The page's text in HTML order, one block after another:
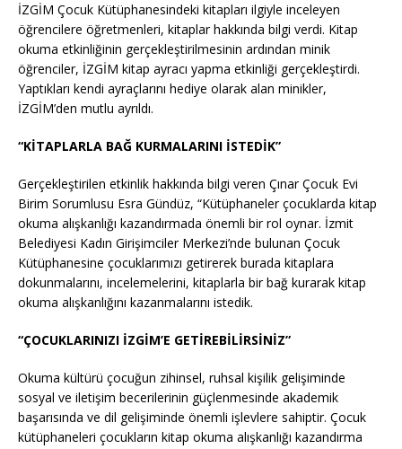
İZGİM Çocuk Kütüphanesindeki kitapları ilgiyle inceleyen
öğrencilere öğretmenleri, kitaplar hakkında bilgi verdi. Kitap
okuma etkinliğinin gerçekleştirilmesinin ardından minik
öğrenciler, İZGİM kitap ayracı yapma etkinliği gerçekleştirdi.
Yaptıkları kendi ayraçlarını hediye olarak alan minikler,
İZGİM’den mutlu ayrıldı.
“KİTAPLARLA BAĞ KURMALARINI İSTEDİK”
Gerçekleştirilen etkinlik hakkında bilgi veren Çınar Çocuk Evi
Birim Sorumlusu Esra Gündüz, “Kütüphaneler çocuklarda kitap
okuma alışkanlığı kazandırmada önemli bir rol oynar. İzmit
Belediyesi Kadın Girişimciler Merkezi’nde bulunan Çocuk
Kütüphanesine çocuklarımızı getirerek burada kitaplara
dokunmalarını, incelemelerini, kitaplarla bir bağ kurarak kitap
okuma alışkanlığını kazanmalarını istedik.
“ÇOCUKLARINIZI İZGİM’E GETİREBİLİRSİNİZ”
Okuma kültürü çocuğun zihinsel, ruhsal kişilik gelişiminde
sosyal ve iletişim becerilerinin güçlenmesinde akademik
başarısında ve dil gelişiminde önemli işlevlere sahiptir. Çocuk
kütüphaneleri çocukların kitap okuma alışkanlığı kazandırma